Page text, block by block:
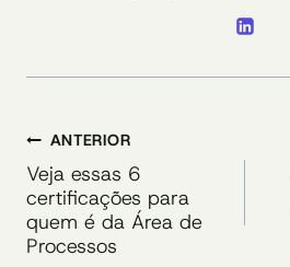
Navegação
de
Post
ANTERIOR
Veja essas 6
certificações para
quem é da Área de
Processos